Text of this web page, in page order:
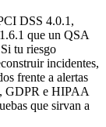
DSS 4.0.1,
que un QSA
tu riesgo
incidentes,
frente a alertas
GDPR e HIPAA
que sirvan a